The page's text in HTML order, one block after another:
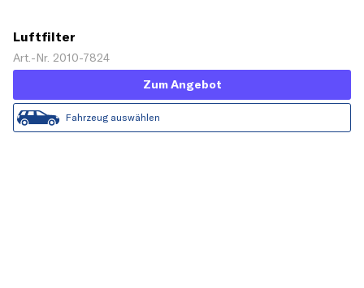
Luftfilter
Art.-Nr. 2010-7824
Zum Angebot
Fahrzeug auswählen